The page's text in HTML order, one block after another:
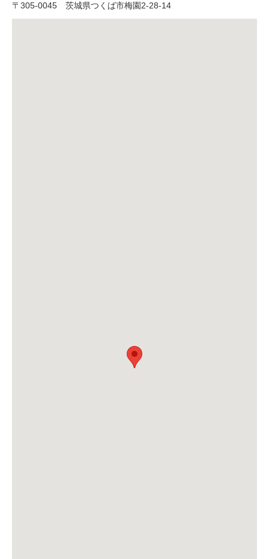
〒 305-0045 茨城県つくば市梅園2-28-14